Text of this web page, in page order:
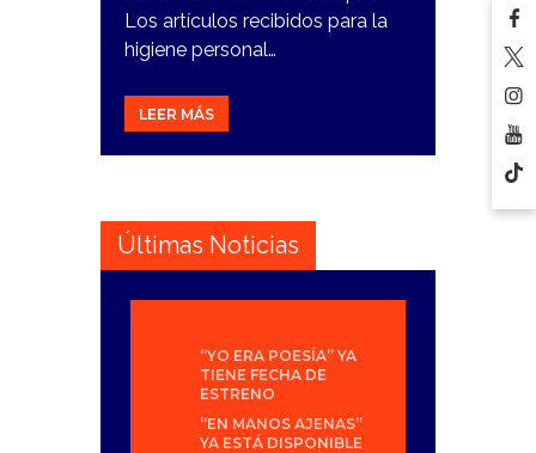
Los artículos recibidos para la
higiene personal…
LEER MÁS
Últimas Noticias
“YO ERA POESÍA” YA
TIENE FECHA DE
ESTRENO
“EN MANOS AJENAS”
YA ESTÁ DISPONIBLE